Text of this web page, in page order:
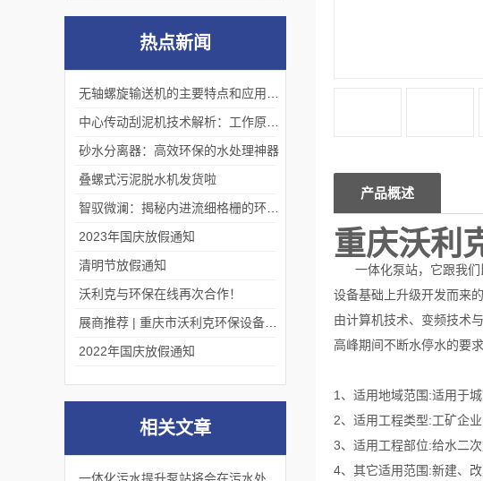
产品概述
重庆沃利
一体化泵站，它跟我们
设备基础上升级开发而来
由计算机技术、变频技术
高峰期间不断水停水的要求
1、适用地域范围:适用于
2、适用工程类型:工矿企
3、适用工程部位:给水二
4、其它适用范围:新建、
热点新闻
砂水分离器：高效环保的水处理神器
叠螺式污泥脱水机发货啦
2023年国庆放假通知
清明节放假通知
沃利克与环保在线再次合作！
2022年国庆放假通知
相关文章